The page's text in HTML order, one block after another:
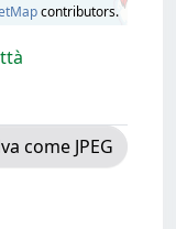
contributors.
come JPEG